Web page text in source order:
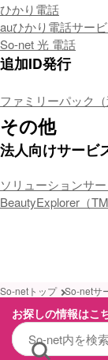
ひかり電話
auひかり電話サー
So-net 光 電話
追加ID発行
ファミリーパック（
その他
法人向けサービ
ソリューションサ
BeautyExplorer（
So-netトップ So-netサ
お探しの情報はこ